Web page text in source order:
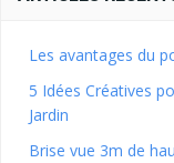
Les avantages du
5 Idées Créatives
Jardin
Brise vue 3m de